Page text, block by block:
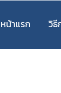
หน้าแรก วิธี